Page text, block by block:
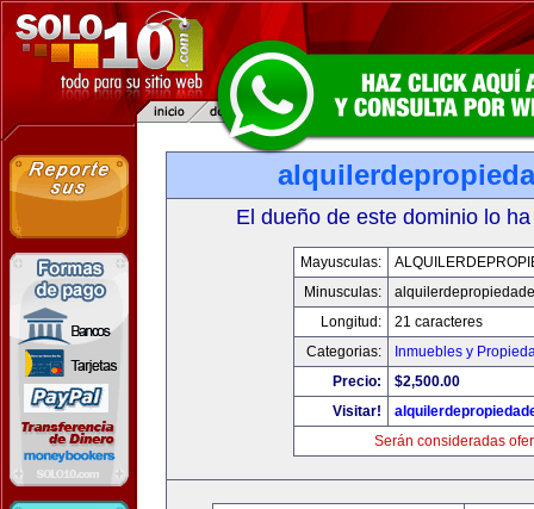
El dueño de este dominio lo
Mayusculas:
Minusculas:
Longitud:
21 caracteres
Categorias:
Inmuebles y
Precio:
$2,500.00
Visitar!
Serán consideradas